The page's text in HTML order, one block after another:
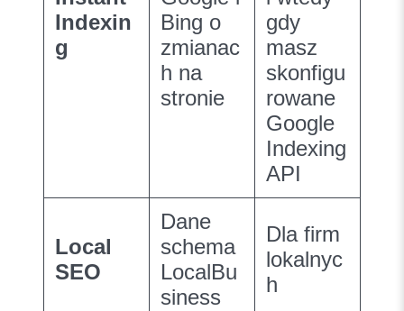
Indexin
g
Bing o
zmianac
h na
stronie
gdy
masz
skonfigu
rowane
Google
Indexing
API
Local
SEO
Dane
schema
LocalBu
siness
Dla firm
lokalnyc
h